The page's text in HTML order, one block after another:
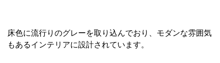
床色に流行りのグレーを取り込んでおり、モダンな雰囲気
もあるインテリアに設計されています。